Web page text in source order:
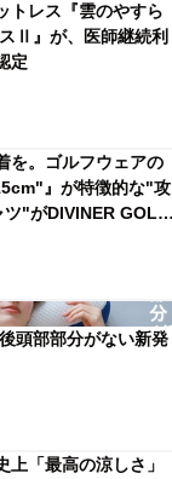
トレス『雲のやすら
Ⅱ』が、医師継続利
定
を。ゴルフウェアの
』が特徴的な"攻
"がDIVINER GOLF
頭部部分がない新発
上「最高の涼しさ」